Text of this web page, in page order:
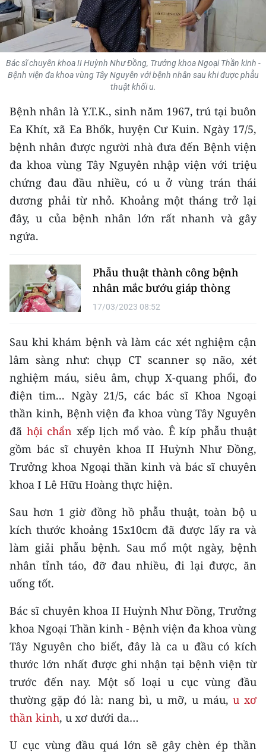
Y TẾ
KHOA HỌC - CÔNG NGHỆ
MÔI TRƯỜNG
KIỂM CHỨNG THÔNG TIN
TRI THỨC CHUYÊN SÂU
54 DÂN TỘC VIỆT NAM
CHƯƠNG TRÌNH OCOP - MỖI XÃ
MỘT SẢN PHẨM
MEDIA CENTER
E-Magazine
Video
Media Chính trị
Media Kinh tế
Media Văn hóa
Media Xã hội
Media Pháp luật
Media Thế giới
Media Thể thao
Media Giáo dục
Media Y tế
Media Khoa học - Công nghệ
Media Môi trường
Ảnh
Infographic
TIN MỚI
Bác sĩ chuyên khoa II Huỳnh Như Đồng, Trưởng khoa Ngoại Thần kinh -
Bệnh viện đa khoa vùng Tây Nguyên với bệnh nhân sau khi được phẫu
thuật khối u.
Bệnh nhân là Y.T.K., sinh năm 1967, trú tại buôn
Ea Khít, xã Ea Bhốk, huyện Cư Kuin. Ngày 17/5,
bệnh nhân được người nhà đưa đến Bệnh viện
đa khoa vùng Tây Nguyên nhập viện với triệu
chứng đau đầu nhiều, có u ở vùng trán thái
dương phải từ nhỏ. Khoảng một tháng trở lại
đây, u của bệnh nhân lớn rất nhanh và gây
ngứa.
Phẫu thuật thành công bệnh
nhân mắc bướu giáp thòng
17/03/2023 08:52
Sau khi khám bệnh và làm các xét nghiệm cận
lâm sàng như: chụp CT scanner sọ não, xét
nghiệm máu, siêu âm, chụp X-quang phổi, đo
điện tim... Ngày 21/5, các bác sĩ Khoa Ngoại
thần kinh, Bệnh viện đa khoa vùng Tây Nguyên
đã hội chẩn xếp lịch mổ vào. Ê kíp phẫu thuật
gồm bác sĩ chuyên khoa II Huỳnh Như Đồng,
Trưởng khoa Ngoại thần kinh và bác sĩ chuyên
khoa I Lê Hữu Hoàng thực hiện.
Sau hơn 1 giờ đồng hồ phẫu thuật, toàn bộ u
kích thước khoảng 15x10cm đã được lấy ra và
làm giải phẫu bệnh. Sau mổ một ngày, bệnh
nhân tỉnh táo, đỡ đau nhiều, đi lại được, ăn
uống tốt.
Bác sĩ chuyên khoa II Huỳnh Như Đồng, Trưởng
khoa Ngoại Thần kinh - Bệnh viện đa khoa vùng
Tây Nguyên cho biết, đây là ca u đầu có kích
thước lớn nhất được ghi nhận tại bệnh viện từ
trước đến nay. Một số loại u cục vùng đầu
thường gặp đó là: nang bì, u mỡ, u máu,u xơ
thần kinh, u xơ dưới da…
U cục vùng đầu quá lớn sẽ gây chèn ép thần